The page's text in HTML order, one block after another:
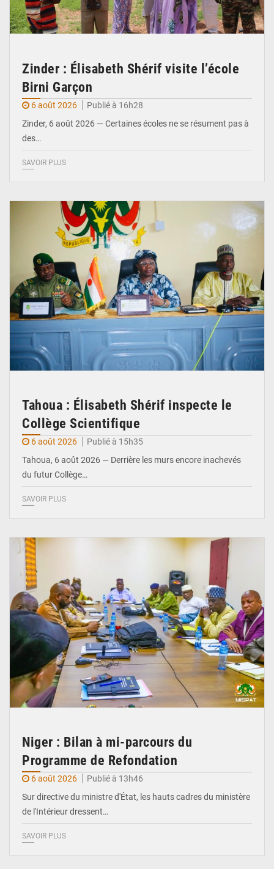
Zinder : Élisabeth Shérif visite l’école
Birni Garçon
6 août 2026
Publié à 16h28
Zinder, 6 août 2026 — Certaines écoles ne se résument pas à
des…
SAVOIR PLUS
Tahoua : Élisabeth Shérif inspecte le
Collège Scientifique
6 août 2026
Publié à 15h35
Tahoua, 6 août 2026 — Derrière les murs encore inachevés
du futur Collège…
SAVOIR PLUS
Niger : Bilan à mi-parcours du
Programme de Refondation
6 août 2026
Publié à 13h46
Sur directive du ministre d'État, les hauts cadres du ministère
de l'Intérieur dressent…
SAVOIR PLUS